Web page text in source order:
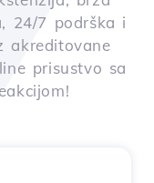
24/7 podrška i
akreditovane
prisustvo sa